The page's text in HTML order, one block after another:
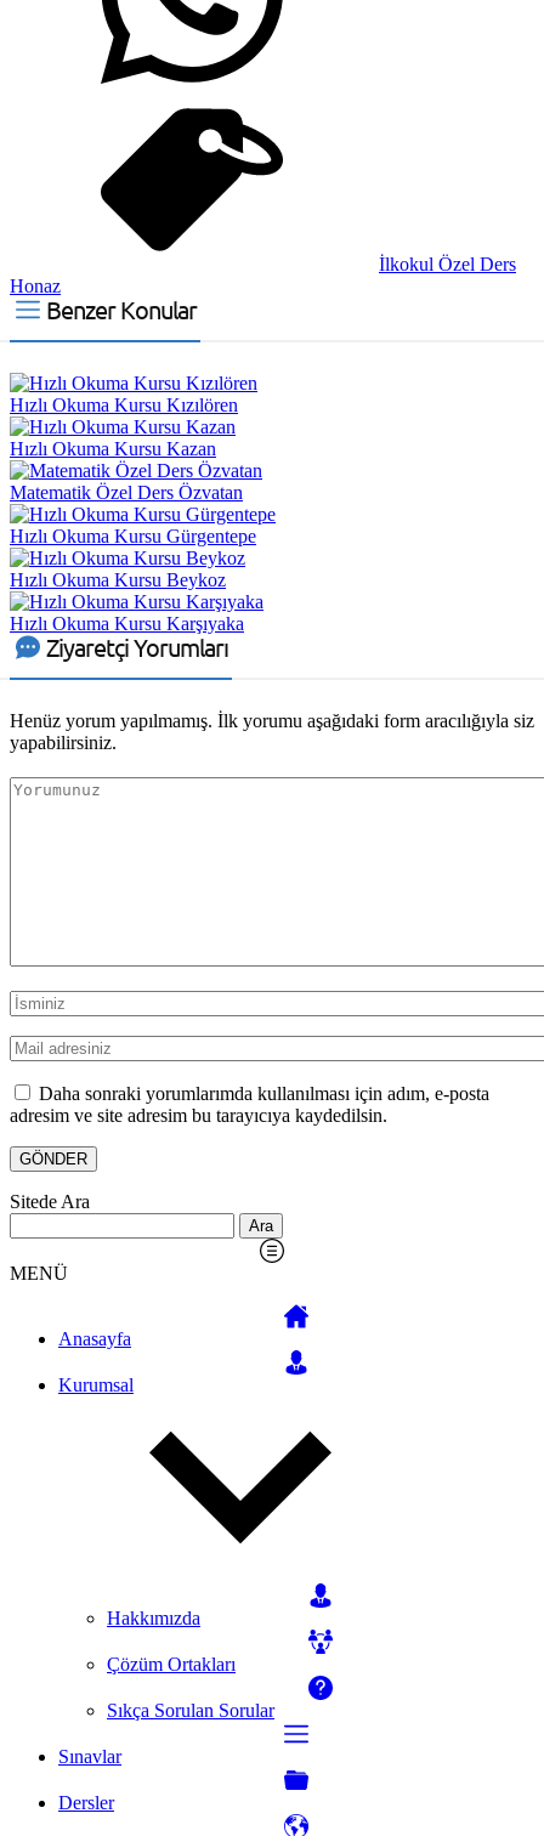
İlkokul Özel Ders
Honaz
Benzer Konular
Hızlı Okuma Kursu Kızılören
Hızlı Okuma Kursu Kazan
Matematik Özel Ders Özvatan
Hızlı Okuma Kursu Gürgentepe
Hızlı Okuma Kursu Beykoz
Hızlı Okuma Kursu Karşıyaka
Ziyaretçi Yorumları
Henüz yorum yapılmamış. İlk yorumu aşağıdaki form aracılığıyla siz
yapabilirsiniz.
Daha sonraki yorumlarımda kullanılması için adım, e-posta
adresim ve site adresim bu tarayıcıya kaydedilsin.
Sitede Ara
MENÜ
Anasayfa
Kurumsal
Hakkımızda
Çözüm Ortakları
Sıkça Sorulan Sorular
Sınavlar
Dersler